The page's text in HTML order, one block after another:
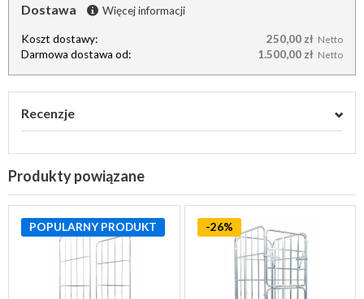
Dostawa Więcej informacji
Koszt dostawy: 250,00 zł Netto
Darmowa dostawa od: 1.500,00 zł Netto
Recenzje
Produkty powiązane
POPULARNY PRODUKT -26%